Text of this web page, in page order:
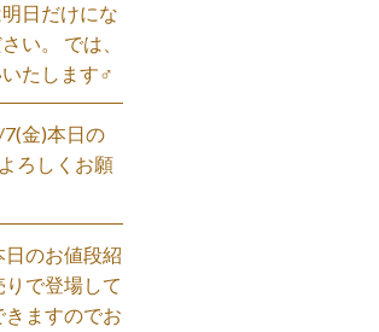
日だけにな
い。 では、
たします‍♂️
金)本日の
ろしくお願
日のお値段紹
で登場して
きますのでお